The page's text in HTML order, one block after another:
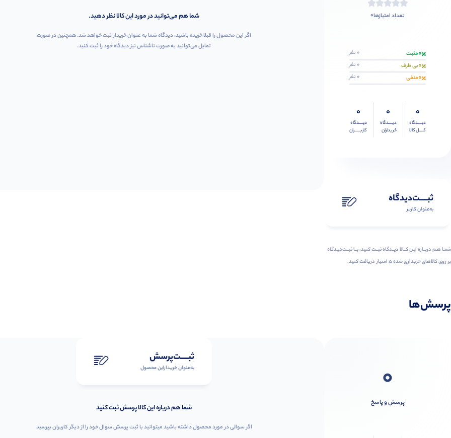
تعداد امتیازها0
0مثبت 0 نفر
0بی طرف 0 نفر
0منفی 0 نفر
0
دیــــدگاه
کــــل کالا
0
دیــــدگاه
خریداران
0
دیــــدگاه
کاربـــــران
ثبـــــت‌دیدگاه
به‌عنوان کاربر
شمـا هـم دربـاره ایـن کــالا دیــدگاه ثبــت کنید، بــا ثبــت‌دیـدگاه
بر روی کالاهای خریداری شده ۵ امتیاز دریافت کنید.
شما هم می‌توانید در مورد این کالا نظر دهید.
اگر این محصول را قبلا خریده باشید، دیدگاه شما به عنوان خریدار ثبت خواهد شد. همچنین در صورت
تمایل می‌توانید به صورت ناشناس نیز دیدگاه خود را ثبت کنید.
پرسش‌ها
0
پرسش و پاسخ
ثبـــــت‌پرسش
به‌عنوان ‌خریدار‌این‌ محصول
شما هم درباره این کالا پرسش ثبت کنید
اگر سوالی در مورد محصول داشته باشید میتوانید با ثبت پرسش سوال خود را از دیگر کاربران بپرسید